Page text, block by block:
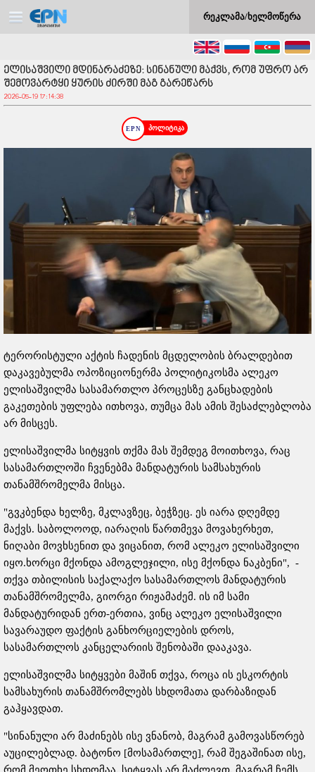
რეკლამა/ხელმოწერა
ელისაშვილი მდინარაძეზე: სინანული მაქვს, რომ უფრო არ
შემოვარტყი ყურის ძირში მაგ გარეწარს
2026-05-19 17:14:38
პოლიტიკა
ტერორისტული აქტის ჩადენის მცდელობის ბრალდებით
დაკავებულმა ოპოზიციონერმა პოლიტიკოსმა ალეკო
ელისაშვილმა სასამართლო პროცესზე განცხადების
გაკეთების უფლება ითხოვა, თუმცა მას ამის შესაძლებლობა
არ მისცეს.
ელისაშვილმა სიტყვის თქმა მას შემდეგ მოითხოვა, რაც
სასამართლოში ჩვენებმა მანდატურის სამსახურის
თანამშრომელმა მისცა.
"გვკბენდა ხელზე, მკლავზეც, ბეჭზეც. ეს იარა დღემდე
მაქვს. საბოლოოდ, იარაღის წართმევა მოვახერხეთ,
ნიღაბი მოვხსენით და ვიცანით, რომ ალეკო ელისაშვილი
იყო.ხორცი მქონდა ამოგლეჯილი, ისე მქონდა ნაკბენი", -
თქვა თბილისის საქალაქო სასამართლოს მანდატურის
თანამშრომელმა, გიორგი რიჟამაძემ. ის იმ სამი
მანდატურიდან ერთ-ერთია, ვინც ალეკო ელისაშვილი
სავარაუდო ფაქტის განხორციელების დროს,
სასამართლოს კანცელარიის შენობაში დააკავა.
ელისაშვილმა სიტყვები მაშინ თქვა, როცა ის ესკორტის
სამსახურის თანამშრომლებს სხდომათა დარბაზიდან
გაჰყავდათ.
"სინანული არ მაძინებს ისე ვნანობ, მაგრამ გამოვასწორებ
აუცილებლად. ბატონო [მოსამართლე], რამ შეგაშინათ ისე,